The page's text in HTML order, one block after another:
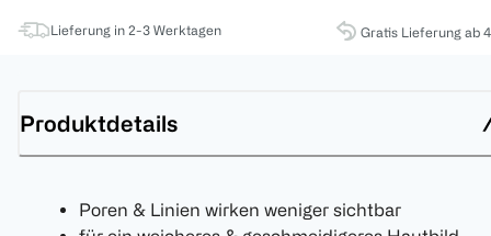
Lieferung in 2-3 Werktagen Gratis Lieferung ab
Produktdetails
Poren & Linien wirken weniger sichtbar